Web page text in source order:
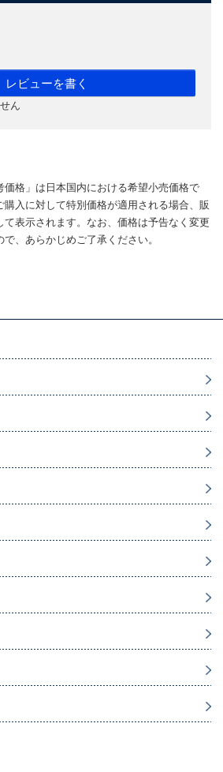
レビューを書く
ん
価格」は日本国内における希望小売価格で
入に対して特別価格が適用される場合、販
表示されます。なお、価格は予告なく変更
、あらかじめご了承ください。